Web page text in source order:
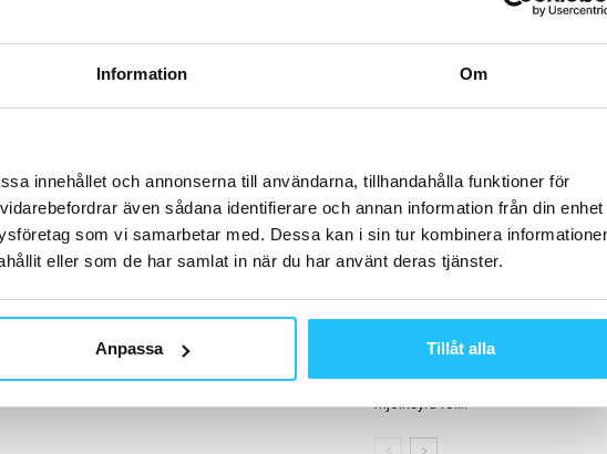
Information Om
innehållet och annonserna till användarna, tillhandahålla funktioner för
även sådana identifierare och annan information från din enhet
som vi samarbetar med. Dessa kan i sin tur kombinera
eller som de har samlat in när du har använt deras tjänster.
Anpassa Tillåt alla
Business
med högtflygande planer
2020
Hälsa
Sofia Åhman: ”Det
dösvettigt eller ge
mjölksyra för...